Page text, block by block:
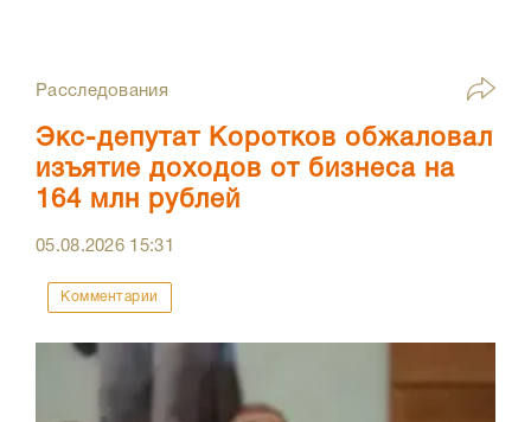
Расследования
Экс-депутат Коротков обжаловал
изъятие доходов от бизнеса на
164 млн рублей
05.08.2026 15:31
Комментарии